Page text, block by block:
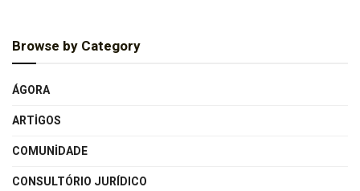
Browse by Category
ÁGORA
ARTIGOS
COMUNIDADE
CONSULTÓRIO JURÍDICO